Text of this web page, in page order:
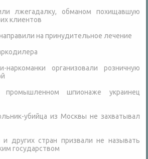
лжегадалку, обманом похищавшую
клиентов
на принудительное лечение
организовали розничную
шпионаже украинец
убийца из Москвы не захватывал
и других стран призвали не называть
государством